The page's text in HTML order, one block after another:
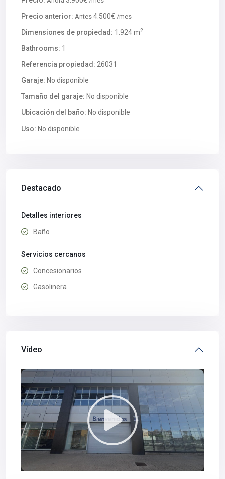
Precio anterior: Antes 4.500€ /mes
Dimensiones de propiedad: 1.924 m2
Bathrooms: 1
Referencia propiedad: 26031
Garaje: No disponible
Tamaño del garaje: No disponible
Ubicación del baño: No disponible
Uso: No disponible
Destacado
Detalles interiores
Baño
Servicios cercanos
Concesionarios
Gasolinera
Vídeo